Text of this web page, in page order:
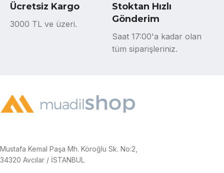
Ücretsiz Kargo
3000 TL ve üzeri.
Stoktan Hızlı
Gönderim
Saat 17:00'a kadar olan
tüm siparişleriniz.
Mustafa Kemal Paşa Mh. Köroğlu Sk. No:2,
34320 Avcılar / İSTANBUL